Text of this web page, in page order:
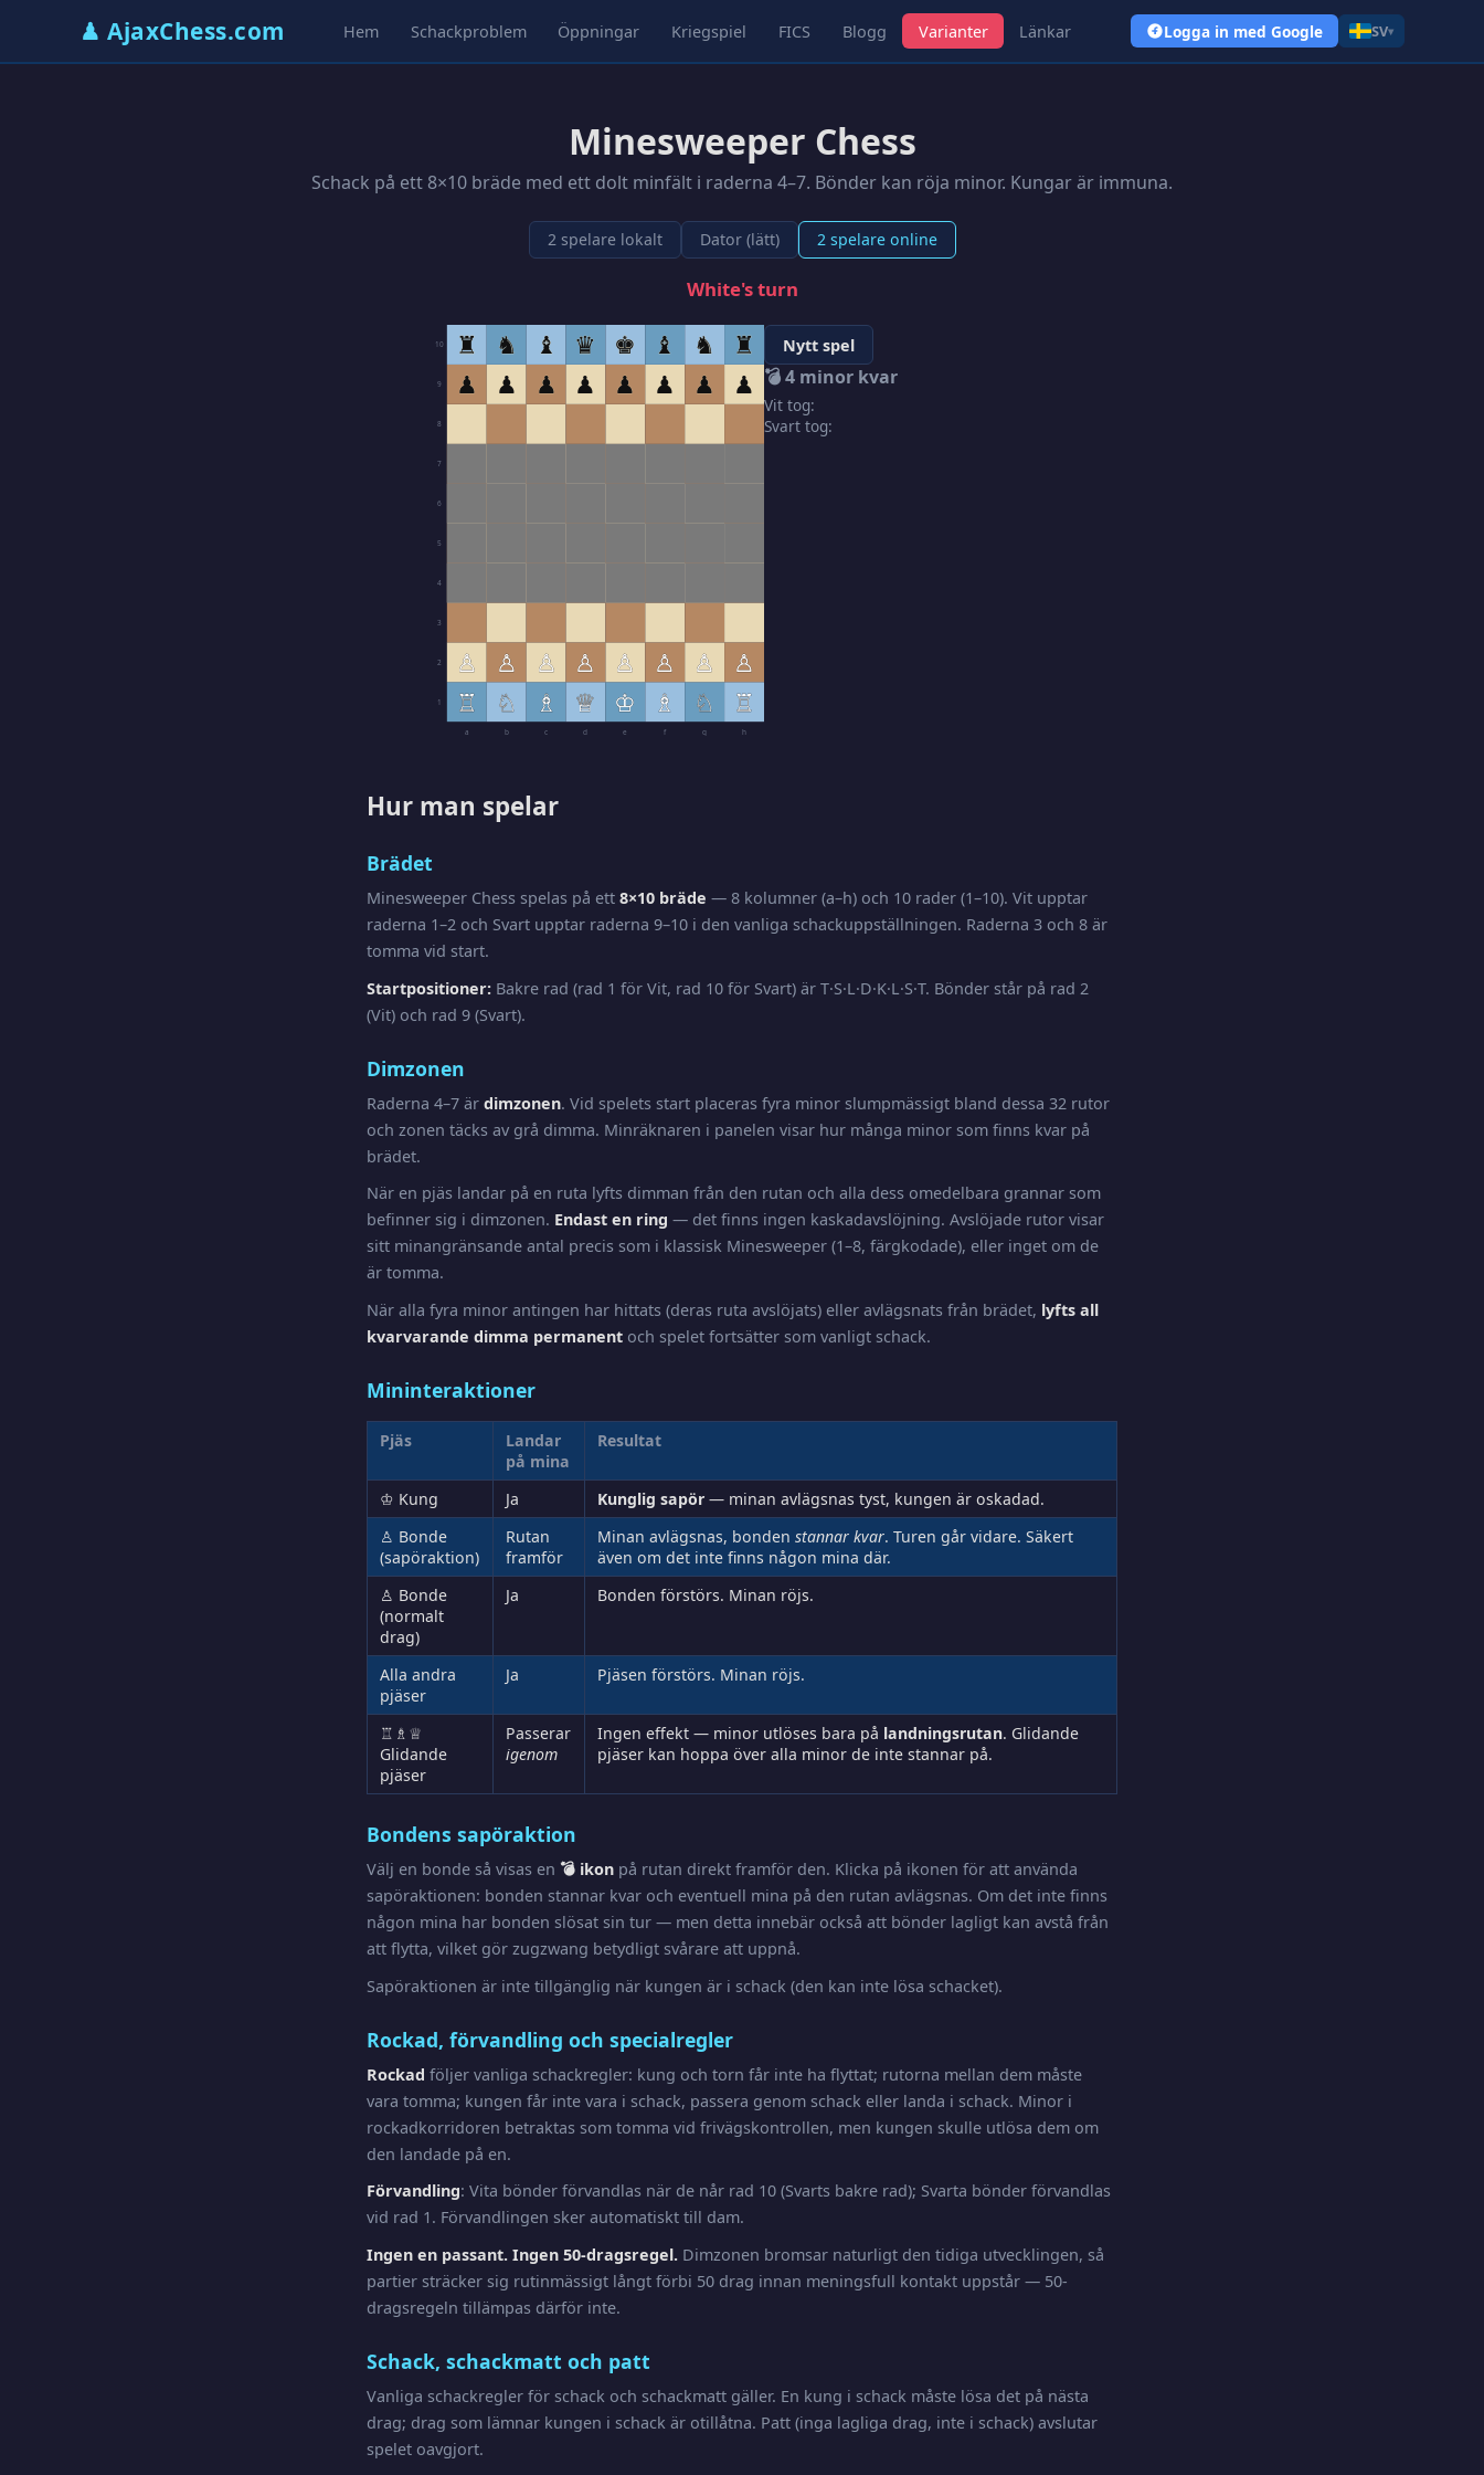
♟ AjaxChess.com Hem Schackproblem Öppningar Kriegspiel FICS Blogg Varianter Länkar Logga in med Google SV▾
Minesweeper Chess
Schack på ett 8×10 bräde med ett dolt minfält i raderna 4–7. Bönder kan röja minor. Kungar är immuna.
2 spelare lokalt Dator (lätt) 2 spelare online
White's turn
♖ ♘ ♗ ♕ ♔ ♗ ♘ ♖
♙ ♙ ♙ ♙ ♙ ♙ ♙ ♙
♟ ♟ ♟ ♟ ♟ ♟ ♟ ♟
♜ ♞ ♝ ♛ ♚ ♝ ♞ ♜
a b c d e f g h
1
2
3
4
5
6
7
8
9
10 Nytt spel
💣4 minor kvar
Vit tog:
Svart tog:
Hur man spelar
Brädet
Minesweeper Chess spelas på ett 8×10 bräde — 8 kolumner (a–h) och 10 rader (1–10). Vit upptar
raderna 1–2 och Svart upptar raderna 9–10 i den vanliga schackuppställningen. Raderna 3 och 8 är
tomma vid start.
Startpositioner: Bakre rad (rad 1 för Vit, rad 10 för Svart) är T·S·L·D·K·L·S·T. Bönder står på rad 2
(Vit) och rad 9 (Svart).
Dimzonen
Raderna 4–7 är dimzonen. Vid spelets start placeras fyra minor slumpmässigt bland dessa 32 rutor
och zonen täcks av grå dimma. Minräknaren i panelen visar hur många minor som finns kvar på
brädet.
När en pjäs landar på en ruta lyfts dimman från den rutan och alla dess omedelbara grannar som
befinner sig i dimzonen. Endast en ring — det finns ingen kaskadavslöjning. Avslöjade rutor visar
sitt minangränsande antal precis som i klassisk Minesweeper (1–8, färgkodade), eller inget om de
är tomma.
När alla fyra minor antingen har hittats (deras ruta avslöjats) eller avlägsnats från brädet, lyfts all
kvarvarande dimma permanent och spelet fortsätter som vanligt schack.
Mininteraktioner
Pjäs
Landar
på mina
Resultat
♔ Kung Ja Kunglig sapör — minan avlägsnas tyst, kungen är oskadad.
♙ Bonde
(sapöraktion)
Rutan
framför
Minan avlägsnas, bondenstannar kvar. Turen går vidare. Säkert
även om det inte finns någon mina där.
♙ Bonde
(normalt
drag)
Ja Bonden förstörs. Minan röjs.
Alla andra
pjäser
Ja Pjäsen förstörs. Minan röjs.
♖♗♕
Glidande
pjäser
Passerar
igenom
Ingen effekt — minor utlöses bara på landningsrutan. Glidande
pjäser kan hoppa över alla minor de inte stannar på.
Bondens sapöraktion
Välj en bonde så visas en 💣 ikon på rutan direkt framför den. Klicka på ikonen för att använda
sapöraktionen: bonden stannar kvar och eventuell mina på den rutan avlägsnas. Om det inte finns
någon mina har bonden slösat sin tur — men detta innebär också att bönder lagligt kan avstå från
att flytta, vilket gör zugzwang betydligt svårare att uppnå.
Sapöraktionen är inte tillgänglig när kungen är i schack (den kan inte lösa schacket).
Rockad, förvandling och specialregler
Rockad följer vanliga schackregler: kung och torn får inte ha flyttat; rutorna mellan dem måste
vara tomma; kungen får inte vara i schack, passera genom schack eller landa i schack. Minor i
rockadkorridoren betraktas som tomma vid frivägskontrollen, men kungen skulle utlösa dem om
den landade på en.
Förvandling: Vita bönder förvandlas när de når rad 10 (Svarts bakre rad); Svarta bönder förvandlas
vid rad 1. Förvandlingen sker automatiskt till dam.
Ingen en passant. Ingen 50-dragsregel. Dimzonen bromsar naturligt den tidiga utvecklingen, så
partier sträcker sig rutinmässigt långt förbi 50 drag innan meningsfull kontakt uppstår — 50-
dragsregeln tillämpas därför inte.
Schack, schackmatt och patt
Vanliga schackregler för schack och schackmatt gäller. En kung i schack måste lösa det på nästa
drag; drag som lämnar kungen i schack är otillåtna. Patt (inga lagliga drag, inte i schack) avslutar
spelet oavgjort.